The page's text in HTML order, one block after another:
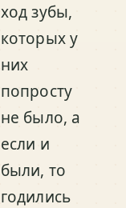
ход зубы,
которых у
них
попросту
не было, а
если и
были, то
годились